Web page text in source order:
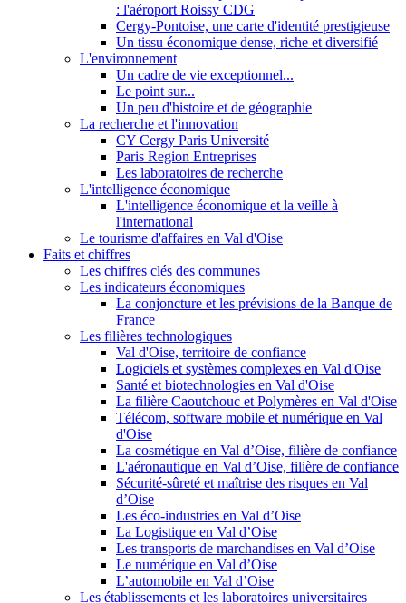
: l'aéroport Roissy CDG
Cergy-Pontoise, une carte d'identité prestigieuse
Un tissu économique dense, riche et diversifié
L'environnement
Un cadre de vie exceptionnel...
Le point sur...
Un peu d'histoire et de géographie
La recherche et l'innovation
CY Cergy Paris Université
Paris Region Entreprises
Les laboratoires de recherche
L'intelligence économique
L'intelligence économique et la veille à
l'international
Le tourisme d'affaires en Val d'Oise
Faits et chiffres
Les chiffres clés des communes
Les indicateurs économiques
La conjoncture et les prévisions de la Banque de
France
Les filières technologiques
Val d'Oise, territoire de confiance
Logiciels et systèmes complexes en Val d'Oise
Santé et biotechnologies en Val d'Oise
La filière Caoutchouc et Polymères en Val d'Oise
Télécom, software mobile et numérique en Val
d'Oise
La cosmétique en Val d’Oise, filière de confiance
L'aéronautique en Val d’Oise, filière de confiance
Sécurité-sûreté et maîtrise des risques en Val
d’Oise
Les éco-industries en Val d’Oise
La Logistique en Val d’Oise
Les transports de marchandises en Val d’Oise
Le numérique en Val d’Oise
L’automobile en Val d’Oise
Les établissements et les laboratoires universitaires